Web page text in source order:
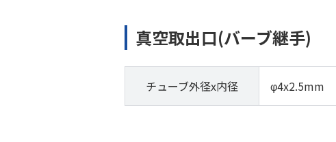
真空取出口(バーブ継手)
チューブ外径x内径 φ4x2.5mm